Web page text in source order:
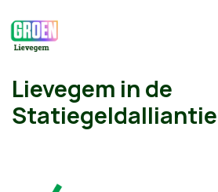
Lievegem in de
Statiegeldalliantie